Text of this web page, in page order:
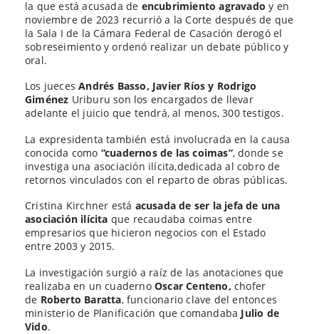
la que está acusada de encubrimiento agravado y en
noviembre de 2023 recurrió a la Corte después de que
la Sala I de la Cámara Federal de Casación derogó el
sobreseimiento y ordenó realizar un debate público y
oral.
Los juecesAndrés Basso, Javier Ríos y Rodrigo
Giménez Uriburu son los encargados de llevar
adelante el juicio que tendrá, al menos, 300 testigos.
La expresidenta también está involucrada en la causa
conocida como “cuadernos de las coimas”, donde se
investiga una asociación ilícita,dedicada al cobro de
retornos vinculados con el reparto de obras públicas.
Cristina Kirchner está acusada de ser la jefa de una
asociación ilícita que recaudaba coimas entre
empresarios que hicieron negocios con el Estado
entre 2003 y 2015.
La investigación surgió a raíz de las anotaciones que
realizaba en un cuaderno Oscar Centeno, chofer
de Roberto Baratta, funcionario clave del entonces
ministerio de Planificación que comandaba Julio de
Vido.